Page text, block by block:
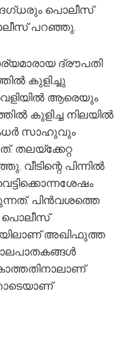
പൊലീസ്
പറഞ്ഞു.
ദ്രൗപതി
കുളിച്ചു
വെളിയില്‍ ആരെയും
കുളിച്ച നിലയില്‍
സാഹുവും
തലയ്ക്കേറ്റ
പിന്നില്‍
പിന്‍വശത്തെ
പൊലീസ്
അഖിഫുത്ത